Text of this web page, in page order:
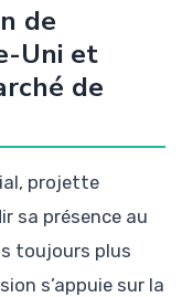
de
Uni et
de
projette
sa présence au
toujours plus
s’appuie sur la